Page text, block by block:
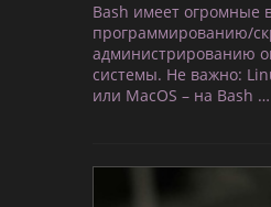
Bash имеет огромные
программированию/
администрированию
системы. Не важно:
или MacOS – на Bash …